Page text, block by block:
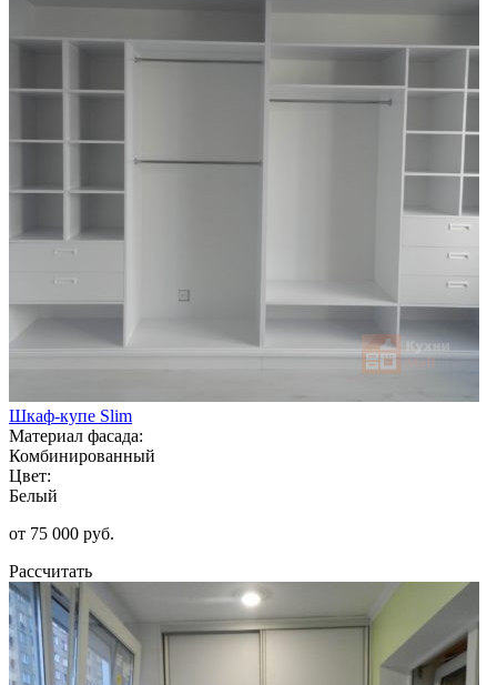
Шкаф-купе Slim
Материал фасада:
Комбинированный
Цвет:
Белый
от 75 000 руб.
Рассчитать